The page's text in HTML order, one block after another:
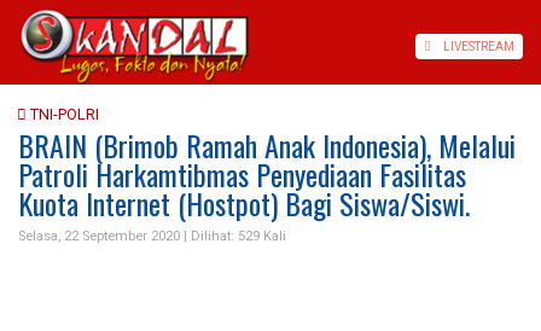
LIVESTREAM
TNI-POLRI
BRAIN (Brimob Ramah Anak Indonesia), Melalui
Patroli Harkamtibmas Penyediaan Fasilitas
Kuota Internet (Hostpot) Bagi Siswa/Siswi.
Selasa, 22 September 2020 | Dilihat: 529 Kali